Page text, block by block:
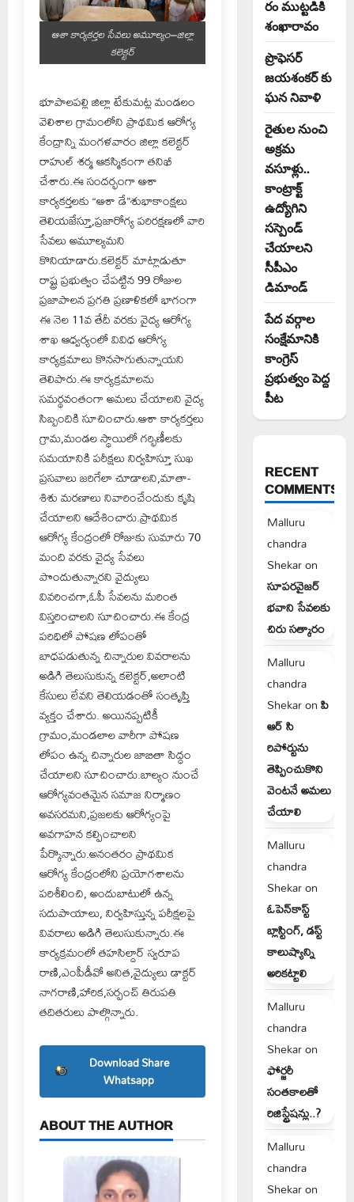
ఆశా కార్యకర్తల సేవలు అమూల్యం–జిల్లా
కలెక్టర్
భూపాలపల్లి జిల్లా టేకుమట్ల మండలం
వెలిశాల గ్రామంలోని ప్రాథమిక ఆరోగ్య
కేంద్రాన్ని మంగళవారం జిల్లా కలెక్టర్
రాహుల్ శర్మ ఆకస్మికంగా తనిఖీ
చేశారు.ఈ సందర్భంగా ఆశా
కార్యకర్తలకు “ఆశా డే”శుభాకాంక్షలు
తెలియజేస్తూ,ప్రజారోగ్య పరిరక్షణలో వారి
సేవలు అమూల్యమని
కొనియాడారు.కలెక్టర్ మాట్లాడుతూ
రాష్ట్ర ప్రభుత్వం చేపట్టిన 99 రోజుల
ప్రజాపాలన ప్రగతి ప్రణాళికలో భాగంగా
ఈ నెల 11వ తేదీ వరకు వైద్య ఆరోగ్య
శాఖ ఆధ్వర్యంలో వివిధ ఆరోగ్య
కార్యక్రమాలు కొనసాగుతున్నాయని
తెలిపారు.ఈ కార్యక్రమాలను
సమర్థవంతంగా అమలు చేయాలని వైద్య
సిబ్బందికి సూచించారు.ఆశా కార్యకర్తలు
గ్రామ,మండల స్థాయిలో గర్భిణీలకు
సమయానికి పరీక్షలు నిర్వహిస్తూ సుఖ
ప్రసవాలు జరిగేలా చూడాలని,మాతా-
శిశు మరణాలు నివారించేందుకు కృషి
చేయాలని ఆదేశించారు.ప్రాథమిక
ఆరోగ్య కేంద్రంలో రోజుకు సుమారు 70
మంది వరకు వైద్య సేవలు
పొందుతున్నారని వైద్యులు
వివరించగా,ఓపీ సేవలను మరింత
విస్తరించాలని సూచించారు.ఈ కేంద్ర
పరిధిలో పోషణ లోపంతో
బాధపడుతున్న చిన్నారుల వివరాలను
అడిగి తెలుసుకున్న కలెక్టర్,అలాంటి
కేసులు లేవని తెలియడంతో సంతృప్తి
వ్యక్తం చేశారు. అయినప్పటికీ
గ్రామం,మండలాల వారీగా పోషణ
లోపం ఉన్న చిన్నారుల జాబితా సిద్ధం
చేయాలని సూచించారు.బాల్యం నుంచే
ఆరోగ్యవంతమైన సమాజ నిర్మాణం
అవసరమని,ప్రజలకు ఆరోగ్యంపై
అవగాహన కల్పించాలని
పేర్కొన్నారు.అనంతరం ప్రాథమిక
ఆరోగ్య కేంద్రంలోని ప్రయోగశాలను
పరిశీలించి, అందుబాటులో ఉన్న
సదుపాయాలు, నిర్వహిస్తున్న పరీక్షలపై
వివరాలు అడిగి తెలుసుకున్నారు.ఈ
కార్యక్రమంలో తహసిల్దార్ స్వరూప
రాణి,ఎంపీడీవో అనిత,వైద్యులు డాక్టర్
నాగరాణి,హారిక,సర్పంచ్ తిరుపతి
తదితరులు పాల్గొన్నారు.
Download Share
Whatsapp
ABOUT THE AUTHOR
రం ముట్టడికి
శంఖారావం
ప్రొఫెసర్
జయశంకర్ కు
ఘన నివాళి
రైతుల నుంచి
అక్రమ
వసూళ్లు..
కాంట్రాక్ట్
ఉద్యోగిని
సస్పెండ్
చేయాలని
సీపీఎం
డిమాండ్
పేద వర్గాల
సంక్షేమానికి
కాంగ్రెస్
ప్రభుత్వం పెద్ద
పీట
RECENT
COMMENTS
Malluru
chandra
Shekaron
సూపరవైజర్
భవాని సేవలకు
చిరు సత్కారం
Malluru
chandra
Shekaronపి
ఆర్ సి
రిపోర్టును
తెప్పించుకొని
వెంటనే అమలు
చేయాలి
Malluru
chandra
Shekaron
ఓపెన్‌కాస్ట్
బ్లాస్టింగ్, డస్ట్
కాలుష్యాన్ని
అరికట్టాలి
Malluru
chandra
Shekaron
ఫోర్జరీ
సంతకాలతో
రిజిస్ట్రేషన్లు..?
Malluru
chandra
Shekaron